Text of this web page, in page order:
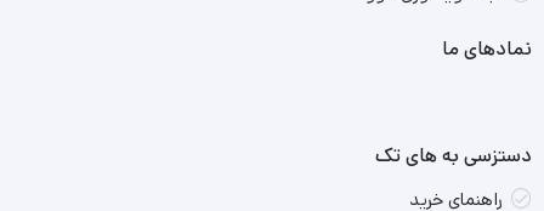
نمادهای ما
دستزسی به های تک
راهنمای خرید